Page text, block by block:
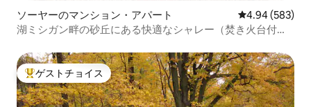
ソーヤーのマンション・アパート レビュー583
4.94 (583)
湖ミシガン畔の砂丘にある快適なシャレー（焚き火台付
大好評のゲストチョイスです。
ゲストチョイス